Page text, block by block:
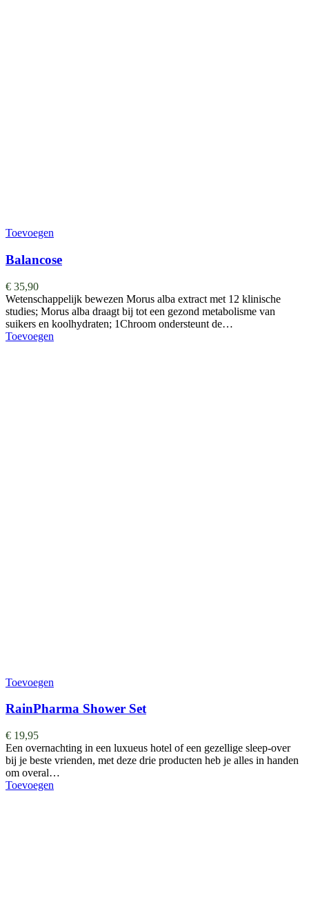
Toevoegen
Balancose
€ 35,90
Wetenschappelijk bewezen Morus alba extract met 12 klinische
studies; Morus alba draagt bij tot een gezond metabolisme van
suikers en koolhydraten; 1Chroom ondersteunt de…
Toevoegen
Toevoegen
RainPharma Shower Set
€ 19,95
Een overnachting in een luxueus hotel of een gezellige sleep-over
bij je beste vrienden, met deze drie producten heb je alles in handen
om overal…
Toevoegen